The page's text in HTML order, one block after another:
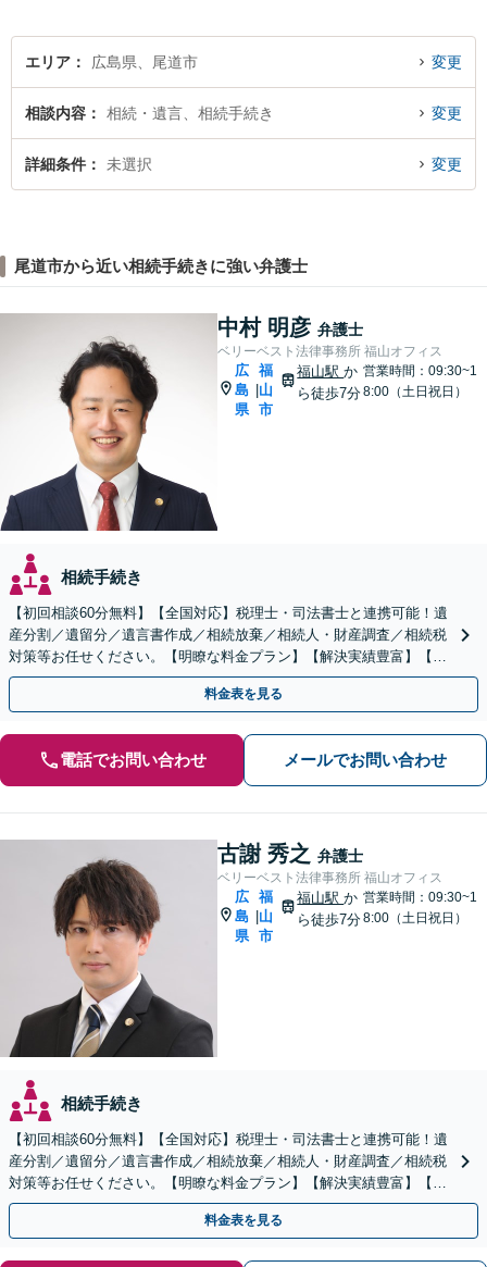
エリア 広島県、尾道市 変更
相談内容 相続・遺言、相続手続き 変更
詳細条件 未選択 変更
尾道市から近い相続手続きに強い弁護士
中村 明彦 弁護士
ベリーベスト法律事務所 福山オフィス
広
島
県
福
山
市
福山駅か
ら徒歩7分
営業時間：09:30~1
8:00（土日祝日）
相続手続き
【初回相談60分無料】【全国対応】税理士・司法書士と連携可能！遺
産分割／遺留分／遺言書作成／相続放棄／相続人・財産調査／相続税
対策等お任せください。【明瞭な料金プラン】【解決実績豊富】【電
話相談可】
料金表を見る
電話でお問い合わせ メールでお問い合わせ
古謝 秀之 弁護士
ベリーベスト法律事務所 福山オフィス
広
島
県
福
山
市
福山駅か
ら徒歩7分
営業時間：09:30~1
8:00（土日祝日）
相続手続き
【初回相談60分無料】【全国対応】税理士・司法書士と連携可能！遺
産分割／遺留分／遺言書作成／相続放棄／相続人・財産調査／相続税
対策等お任せください。【明瞭な料金プラン】【解決実績豊富】【電
話相談可】
料金表を見る